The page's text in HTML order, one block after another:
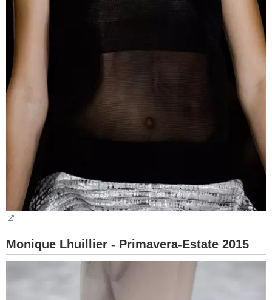
Monique Lhuillier - Primavera-Estate 2015